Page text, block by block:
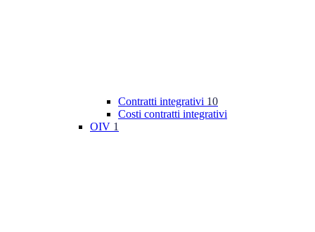
Contratti integrativi 10
Costi contratti integrativi
OIV 1